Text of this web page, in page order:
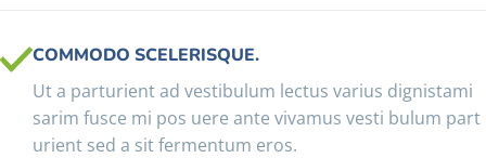
COMMODO SCELERISQUE.
Ut a parturient ad vestibulum lectus varius dignistami
sarim fusce mi pos uere ante vivamus vesti bulum part
urient sed a sit fermentum eros.